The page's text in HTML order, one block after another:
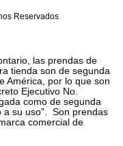
Reservados
las prendas de
tienda son de segunda
América, por lo que son
Ejecutivo No.
como de segunda
a su uso”. Son prendas
comercial de